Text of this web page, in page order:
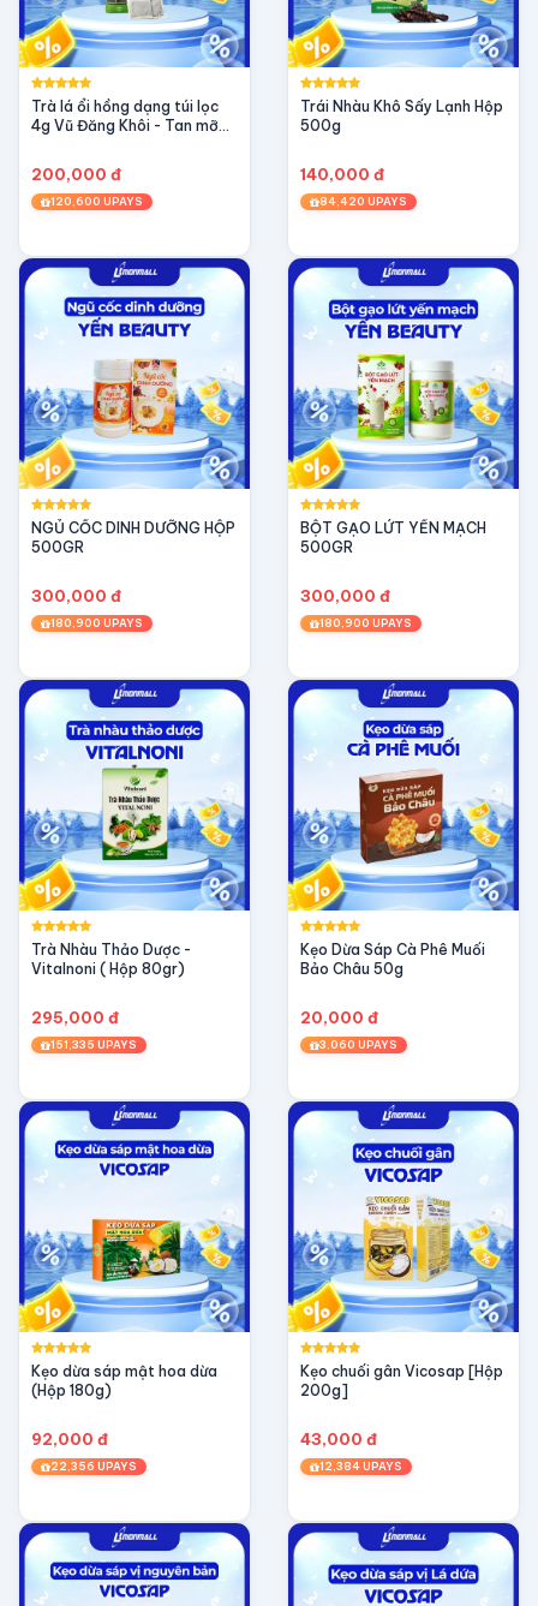
Trà lá ổi hồng dạng túi lọc
4g Vũ Đăng Khôi - Tan mỡ
200,000 đ
120,600 UPAYS
Trái Nhàu Khô Sấy Lạnh Hộp
500g
140,000 đ
84,420 UPAYS
NGỦ CỐC DINH DƯỠNG HỘP
500GR
300,000 đ
180,900 UPAYS
BỘT GẠO LỨT YẾN MẠCH
500GR
300,000 đ
180,900 UPAYS
Trà Nhàu Thảo Dược -
Vitalnoni ( Hộp 80gr)
295,000 đ
151,335 UPAYS
Kẹo Dừa Sáp Cà Phê Muối
Bảo Châu 50g
20,000 đ
3,060 UPAYS
Kẹo dừa sáp mật hoa dừa
(Hộp 180g)
92,000 đ
22,356 UPAYS
Kẹo chuối gân Vicosap [Hộp
200g]
43,000 đ
12,384 UPAYS